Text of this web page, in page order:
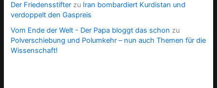
Der Friedensstifter zu Iran bombardiert Kurdistan und
verdoppelt den Gaspreis
Vom Ende der Welt - Der Papa bloggt das schon zu
Polverschiebung und Polumkehr – nun auch Themen für die
Wissenschaft!